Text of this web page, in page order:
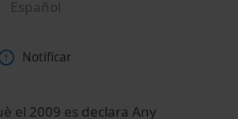
Español
Notificar
el 2009 es declara Any